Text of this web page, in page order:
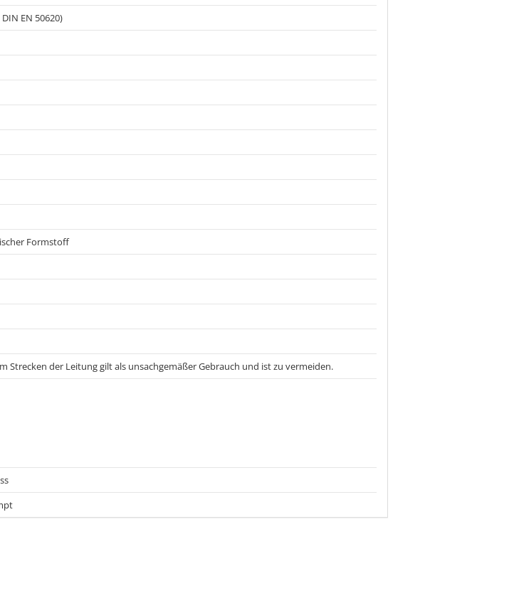
DIN EN 50620)
Formstoff
Strecken der Leitung gilt als unsachgemäßer Gebrauch und ist zu vermeiden.